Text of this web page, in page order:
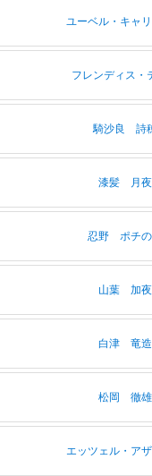
ユーベル・キャ
フレンディス・
騎沙良 詩
漆髪 月夜
忍野 ポチ
山葉 加夜
白津 竜造
松岡 徹雄
エッツェル・ア